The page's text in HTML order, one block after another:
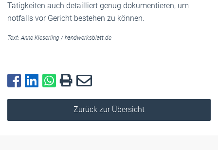
Tätigkeiten auch detailliert genug dokumentieren, um
notfalls vor Gericht bestehen zu können.
Text: Anne Kieserling / handwerksblatt.de
Zurück zur Übersicht